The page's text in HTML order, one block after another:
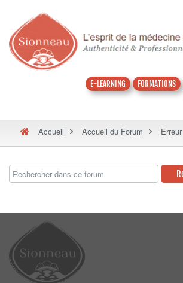
E-LEARNING FORMATIONS
Accueil Accueil du Forum Erreur